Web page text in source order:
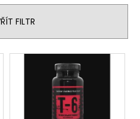
FILTR